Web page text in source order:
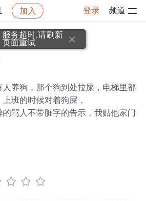
加入 登录 频道
帖子详情
养狗，那个狗到处拉屎，电梯里都
班的时候对着狗屎，
骂人不带脏字的告示，我贴他家门
服务超时,请刷新
页面重试